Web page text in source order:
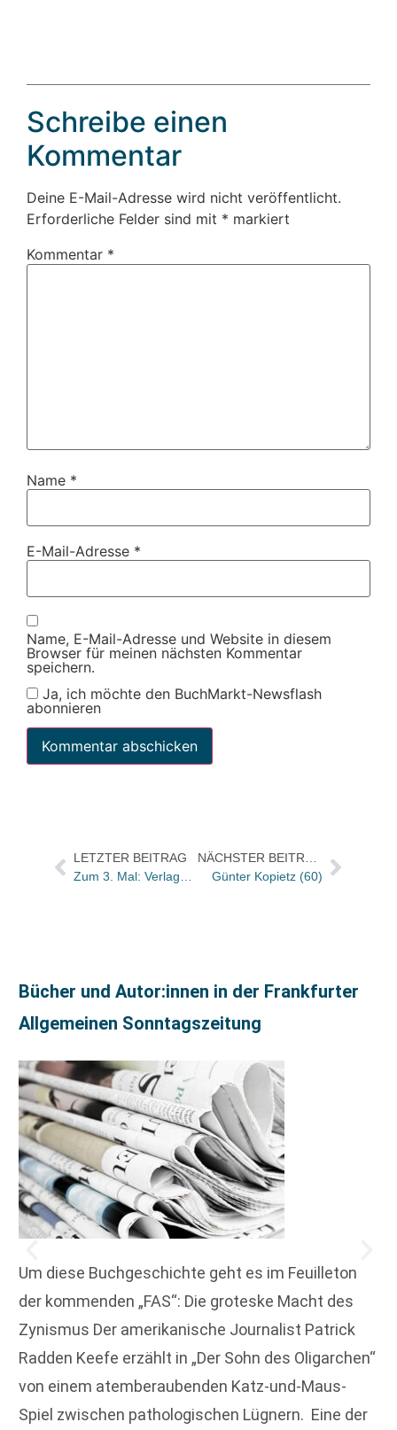
Schreibe einen
Kommentar
Deine E-Mail-Adresse wird nicht veröffentlicht.
Erforderliche Felder sind mit * markiert
Kommentar *
Name *
E-Mail-Adresse *
Name, E-Mail-Adresse und Website in diesem
Browser für meinen nächsten Kommentar
speichern.
Ja, ich möchte den BuchMarkt-Newsflash
abonnieren
LETZTER BEITRAG
Günter Kopietz (60)
Bücher und Autor:innen in der Frankfurter
Allgemeinen Sonntagszeitung
Um diese Buchgeschichte geht es im Feuilleton
der kommenden „FAS“: Die groteske Macht des
Zynismus Der amerikanische Journalist Patrick
Radden Keefe erzählt in „Der Sohn des Oligarchen“
von einem atemberaubenden Katz-und-Maus-
Spiel ­zwischen pathologischen Lügnern. Eine der